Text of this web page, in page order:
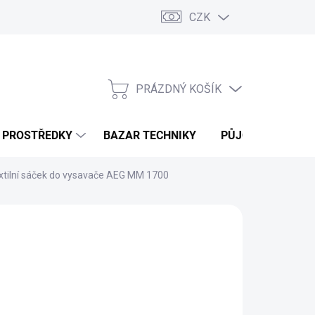
CZK
NÁKUPNÍ
PRÁZDNÝ KOŠÍK
BAZAR TECHNIKY PŮJČOVNA
sáček do vysavače AEG MM 1700